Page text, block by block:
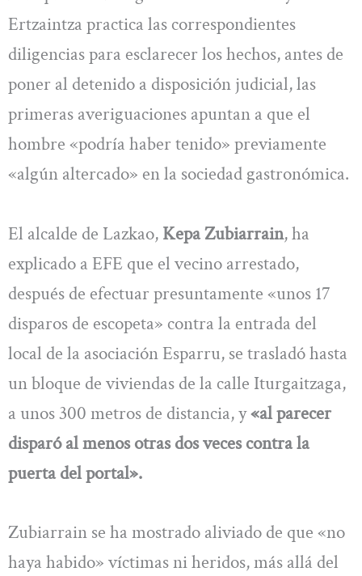
Ertzaintza practica las correspondientes
diligencias para esclarecer los hechos, antes de
poner al detenido a disposición judicial, las
primeras averiguaciones apuntan a que el
hombre «podría haber tenido» previamente
«algún altercado» en la sociedad gastronómica.
El alcalde de Lazkao, Kepa Zubiarrain, ha
explicado a EFE que el vecino arrestado,
después de efectuar presuntamente «unos 17
disparos de escopeta» contra la entrada del
local de la asociación Esparru, se trasladó hasta
un bloque de viviendas de la calle Iturgaitzaga,
a unos 300 metros de distancia, y«al parecer
disparó al menos otras dos veces contra la
puerta del portal».
Zubiarrain se ha mostrado aliviado de que «no
haya habido» víctimas ni heridos, más allá del